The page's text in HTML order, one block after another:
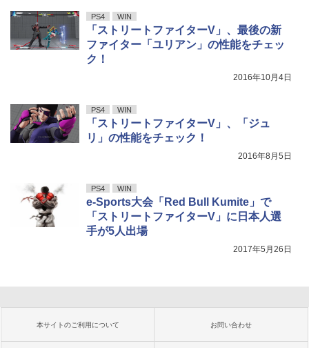
PS4 WIN
「ストリートファイターV」、最後の新
ファイター「ユリアン」の性能をチェッ
ク！
2016年10月4日
PS4 WIN
「ストリートファイターV」、「ジュ
リ」の性能をチェック！
2016年8月5日
PS4 WIN
e-Sports大会「Red Bull Kumite」で
「ストリートファイターV」に日本人選
手が5人出場
2017年5月26日
本サイトのご利用について お問い合わせ